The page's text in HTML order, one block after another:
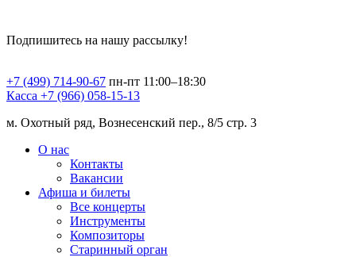
Подпишитесь на нашу рассылку!
+7 (499) 714-90-67 пн-пт 11:00–18:30
Касса +7 (966) 058-15-13
м. Охотный ряд, Вознесенский пер., 8/5 стр. 3
О нас
Контакты
Вакансии
Афиша и билеты
Все концерты
Инструменты
Композиторы
Старинный орган